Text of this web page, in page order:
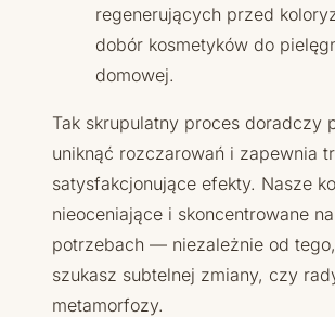
regenerujących przed
dobór kosmetyków do
domowej.
Tak skrupulatny proces doradczy
uniknąć rozczarowań i zapewnia
satysfakcjonujące efekty. Nasze
nieoceniające i skoncentrowane
potrzebach — niezależnie od
szukasz subtelnej zmiany, czy
metamorfozy.